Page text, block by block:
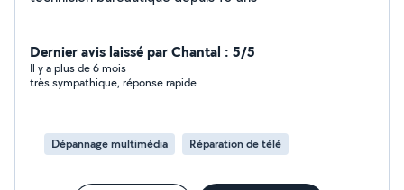
Dernier avis laissé par Chantal : 5/5
Il y a plus de 6 mois
très sympathique, réponse rapide
Dépannage multimédia Réparation de télé